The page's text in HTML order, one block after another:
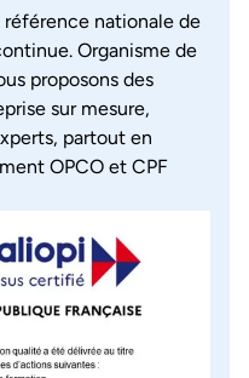
nationale de
Organisme de
proposons des
sur mesure,
partout en
OPCO et CPF